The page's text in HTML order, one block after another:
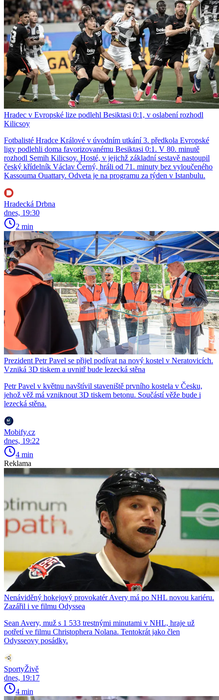
Hradec v Evropské lize podlehl Besiktasi 0:1, v oslabení rozhodl
Kilicsoy
Fotbalisté Hradce Králové v úvodním utkání 3. předkola Evropské
ligy podlehli doma favorizovanému Besiktasi 0:1. V 80. minutě
rozhodl Semih Kilicsoy. Hosté, v jejichž základní sestavě nastoupil
český křídelník Václav Černý, hráli od 71. minuty bez vyloučeného
Kassouma Ouattary. Odveta je na programu za týden v Istanbulu.
Hradecká Drbna
dnes, 19:30
2 min
Prezident Petr Pavel se přijel podívat na nový kostel v Neratovicích.
Vzniká 3D tiskem a uvnitř bude lezecká stěna
Petr Pavel v květnu navštívil staveniště prvního kostela v Česku,
jehož věž má vzniknout 3D tiskem betonu. Součástí věže bude i
lezecká stěna.
Mobify.cz
dnes, 19:22
4 min
Reklama
Nenáviděný hokejový provokatér Avery má po NHL novou kariéru.
Zazářil i ve filmu Odyssea
Sean Avery, muž s 1 533 trestnými minutami v NHL, hraje už
potřetí ve filmu Christophera Nolana. Tentokrát jako člen
Odysseovy posádky.
SportyŽivě
dnes, 19:17
4 min